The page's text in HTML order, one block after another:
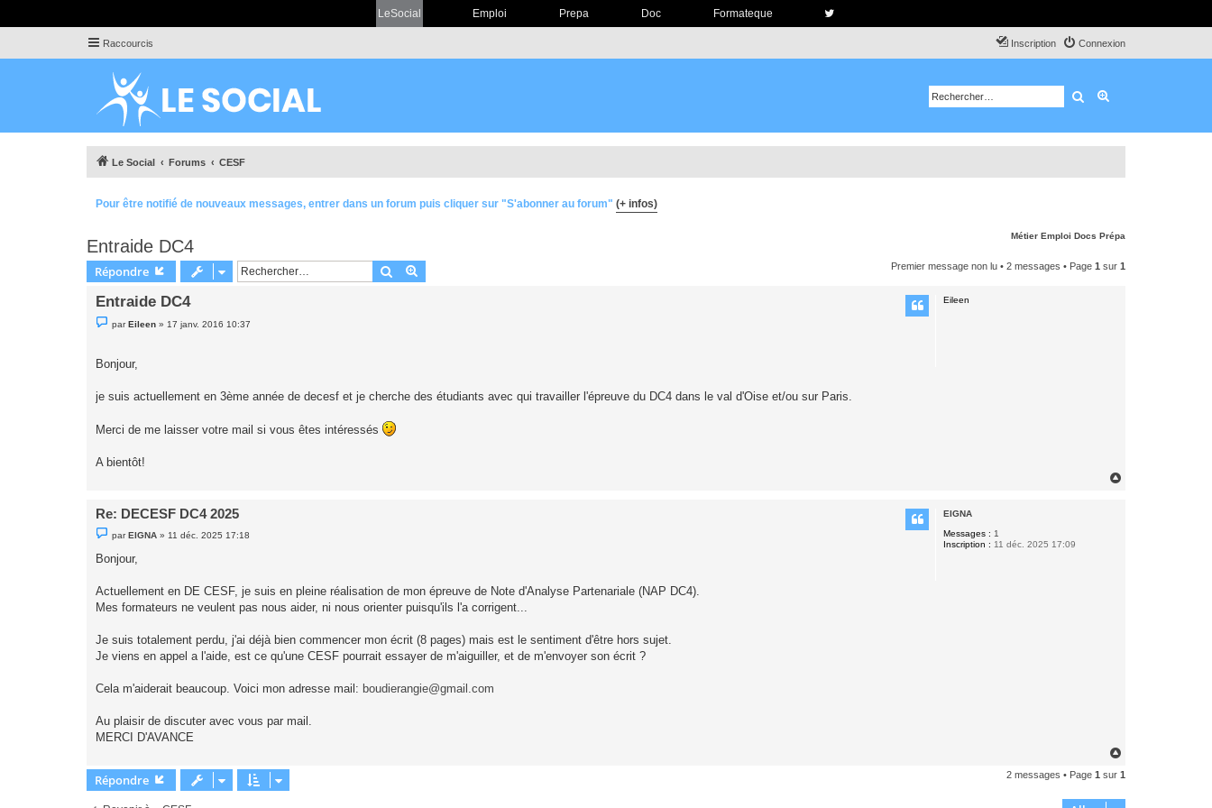
LeSocial Emploi Prepa Doc Formateque
Raccourcis Connexion
Inscription
Rechercher
Le Social Forums CESF
Pour être notifié de nouveaux messages, entrer dans un forum puis cliquer sur "S'abonner au forum" (+ infos)
Métier Emploi Docs Prépa
Entraide DC4
Répondre Rechercher Premier message non lu • 2 messages • Page 1 sur 1
Eileen
Entraide DC4
e
a
n
l
parEileen » 17 janv. 2016 10:37
Bonjour,
je suis actuellement en 3ème année de decesf et je cherche des étudiants avec qui travailler l'épreuve du DC4 dans le val d'Oise et/ou sur Paris.
Merci de me laisser votre mail si vous êtes intéressés
A bientôt!
EIGNA
Messages : 1
Inscription : 11 déc. 2025 17:09
Re: DECESF DC4 2025
e
s
e
n
parEIGNA » 11 déc. 2025 17:18
Bonjour,
Actuellement en DE CESF, je suis en pleine réalisation de mon épreuve de Note d'Analyse Partenariale (NAP DC4).
Mes formateurs ne veulent pas nous aider, ni nous orienter puisqu'ils l'a corrigent...
Je suis totalement perdu, j'ai déjà bien commencer mon écrit (8 pages) mais est le sentiment d'être hors sujet.
Je viens en appel a l'aide, est ce qu'une CESF pourrait essayer de m'aiguiller, et de m'envoyer son écrit ?
Cela m'aiderait beaucoup. Voici mon adresse mail: boudierangie@gmail.com
Au plaisir de discuter avec vous par mail.
MERCI D'AVANCE
u
Répondre 2 messages • Page 1 sur 1